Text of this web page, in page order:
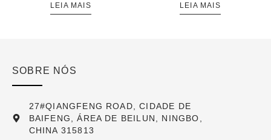
LEIA MAIS LEIA MAIS
SOBRE NÓS
27#QIANGFENG ROAD, CIDADE DE
BAIFENG, ÁREA DE BEILUN, NINGBO,
CHINA 315813